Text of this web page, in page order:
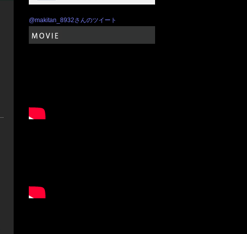
@makitan_8932さんのツイート